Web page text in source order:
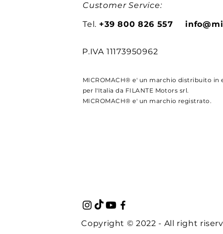
Customer Service:
Tel. +39 800 826 557
P.IVA 11173950962
MICROMACH® e' un marchio distribuito in
per l'Italia da FILANTE Motors srl.
MICROMACH® e' un marchio registrato.
Copyright © 2022 - All right